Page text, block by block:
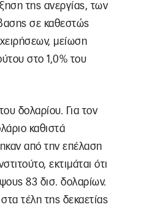
της ανεργίας, των
σε καθεστώς
μείωση
στο 1,0% του
δολαρίου. Για τον
καθιστά
από την επέλαση
εκτιμάται ότι
83 δισ. δολαρίων.
τέλη της δεκαετίας